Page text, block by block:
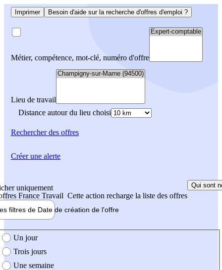
Imprimer Besoin d'aide sur la recherche d'offres d'emploi ?
Métier, compétence, mot-clé, numéro d'offre
Lieu de travail
Distance autour du lieu choisi
Rechercherdes offres
uniquement
France Travail Cette action recharge la liste des offres
Qui sont
filtres de Date de création de l'offre
création de l'offre
Un jour
Trois jours
Une semaine
Créer une alerte